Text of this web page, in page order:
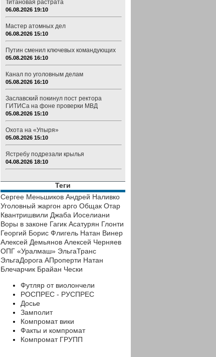
Титановая растрата
06.08.2026 19:10
Мастер атомных дел
06.08.2026 15:10
Путин сменил ключевых командующих
05.08.2026 16:10
Канал по уголовным делам
05.08.2026 16:10
Заславский покинул пост ректора
ГИТИСа на фоне проверки МВД
05.08.2026 15:10
Охота на «Упыря»
05.08.2026 15:10
Ястребу подрезали крылья
04.08.2026 18:10
Теги
Сергее Меньшиков Андрей Наливко
Уголовный жаргон арго Общак Отар
Квантришвили Джаба Иоселиани
Воры в законе Гагик Асатурян Глонти
Георгий Борис Флигель Натан Винер
Алексей Демьянов Алексей Черняев
ОПГ «Уралмаш» ЭльгаТранс
ЭльгаДорога АПроперти Натан
Блечарчик Брайан Чески
Футляр от виолончели
РОСПРЕС - РУСПРЕС
Досье
Замполит
Компромат вики
Факты и компромат
Компромат ГРУПП